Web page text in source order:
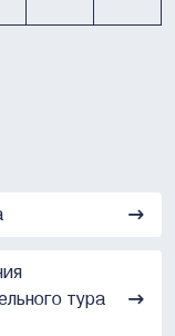
тура